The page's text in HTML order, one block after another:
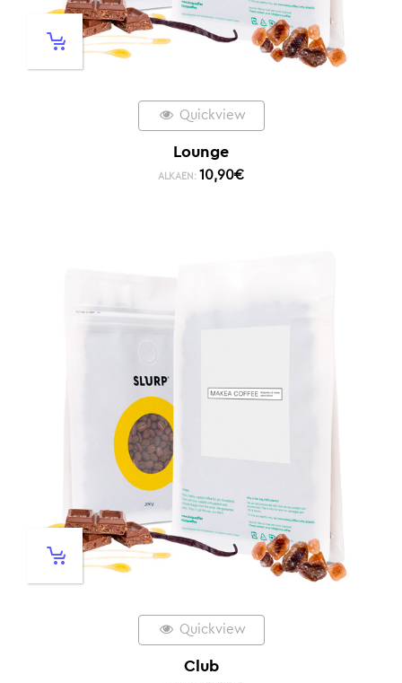
Quickview
Lounge
ALKAEN: 10,90€
Quickview
Club